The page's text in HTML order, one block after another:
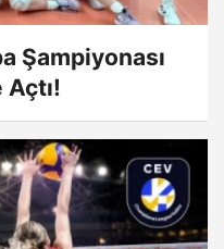
Şampiyonası